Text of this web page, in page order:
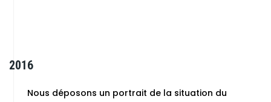
2016
Nous déposons un portrait de la situation du